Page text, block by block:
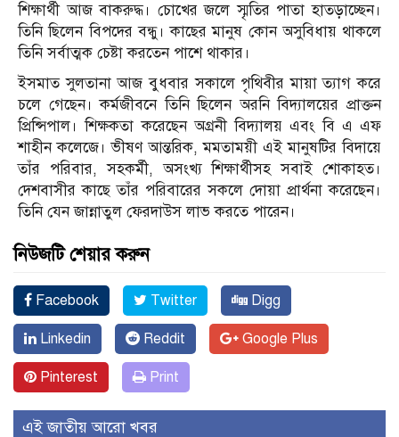
শিক্ষার্থী আজ বাকরুদ্ধ। চোখের জলে স্মৃতির পাতা হাতড়াচ্ছেন।
তিনি ছিলেন বিপদের বন্ধু। কাছের মানুষ কোন অসুবিধায় থাকলে
তিনি সর্বাত্মক চেষ্টা করতেন পাশে থাকার।
ইসমাত সুলতানা আজ বুধবার সকালে পৃথিবীর মায়া ত্যাগ করে
চলে গেছেন। কর্মজীবনে তিনি ছিলেন অরনি বিদ্যালয়ের প্রাক্তন
প্রিন্সিপাল। শিক্ষকতা করেছেন অগ্রনী বিদ্যালয় এবং বি এ এফ
শাহীন কলেজে। ভীষণ আন্তরিক, মমতাময়ী এই মানুষটির বিদায়ে
তাঁর পরিবার, সহকর্মী, অসংখ্য শিক্ষার্থীসহ সবাই শোকাহত।
দেশবাসীর কাছে তাঁর পরিবারের সকলে দোয়া প্রার্থনা করেছেন।
তিনি যেন জান্নাতুল ফেরদাউস লাভ করতে পারেন।
নিউজটি শেয়ার করুন
Facebook Twitter Digg
Linkedin Reddit Google Plus
Pinterest Print
এই জাতীয় আরো খবর